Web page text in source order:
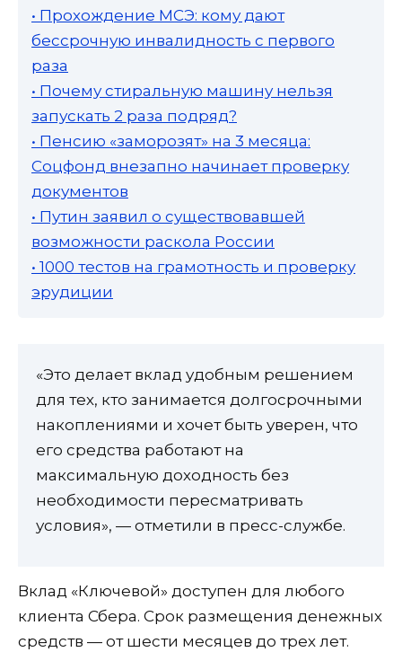
• Прохождение МСЭ: кому дают
бессрочную инвалидность с первого
раза
• Почему стиральную машину нельзя
запускать 2 раза подряд?
• Пенсию «заморозят» на 3 месяца:
Соцфонд внезапно начинает проверку
документов
• Путин заявил о существовавшей
возможности раскола России
• 1000 тестов на грамотность и проверку
эрудиции
«Это делает вклад удобным решением
для тех, кто занимается долгосрочными
накоплениями и хочет быть уверен, что
его средства работают на
максимальную доходность без
необходимости пересматривать
условия», — отметили в пресс-службе.
Вклад «Ключевой» доступен для любого
клиента Сбера. Срок размещения денежных
средств — от шести месяцев до трех лет.